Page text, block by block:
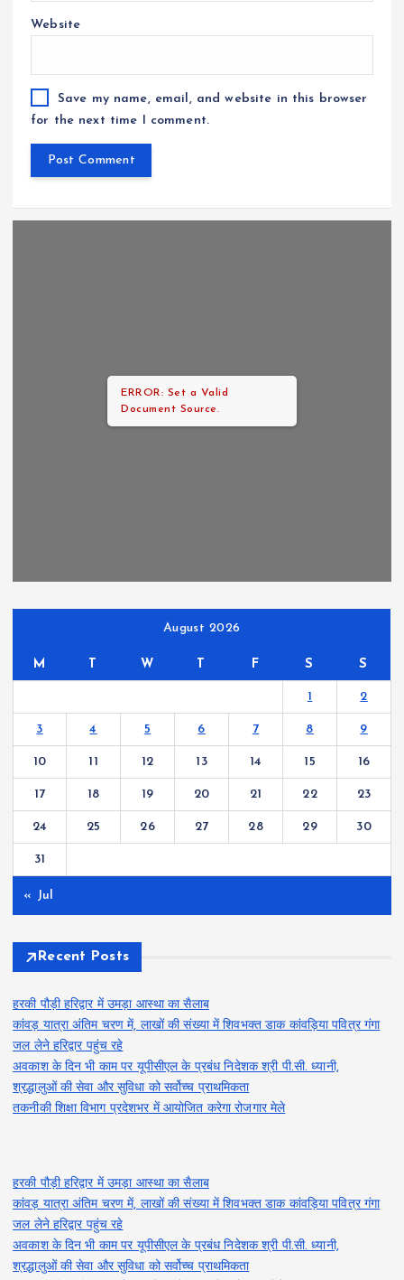
Website
Save my name, email, and website in this browser
for the next time I comment.
ERROR: Set a Valid
Document Source.
August 2026
M W F S S
1 2
3 4 5 6 7 8 9
10 11 12 13 14 15 16
17 18 19 20 21 22 23
24 25 26 27 28 29 30
31
« Jul
Recent Posts
हरकी पौड़ी हरिद्वार में उमड़ा आस्था का सैलाब
कांवड़ यात्रा अंतिम चरण में, लाखों की संख्या में शिवभक्त डाक कांवड़िया पवित्र गंगा
जल लेने हरिद्वार पहुंच रहे
अवकाश के दिन भी काम पर यूपीसीएल के प्रबंध निदेशक श्री पी.सी. ध्यानी,
श्रद्धालुओं की सेवा और सुविधा को सर्वोच्च प्राथमिकता
तकनीकी शिक्षा विभाग प्रदेशभर में आयोजित करेगा रोजगार मेले
हरकी पौड़ी हरिद्वार में उमड़ा आस्था का सैलाब
कांवड़ यात्रा अंतिम चरण में, लाखों की संख्या में शिवभक्त डाक कांवड़िया पवित्र गंगा
जल लेने हरिद्वार पहुंच रहे
अवकाश के दिन भी काम पर यूपीसीएल के प्रबंध निदेशक श्री पी.सी. ध्यानी,
श्रद्धालुओं की सेवा और सुविधा को सर्वोच्च प्राथमिकता